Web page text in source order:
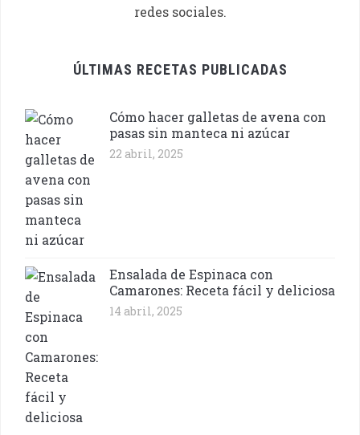
redes sociales.
ÚLTIMAS RECETAS PUBLICADAS
Cómo hacer galletas de avena con
pasas sin manteca ni azúcar
22 abril, 2025
Ensalada de Espinaca con
Camarones: Receta fácil y deliciosa
14 abril, 2025